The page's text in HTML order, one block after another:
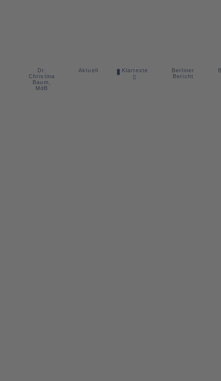
Dr.
Christina
Baum,
MdB
Aktuell Klartexte
Berliner
Bericht